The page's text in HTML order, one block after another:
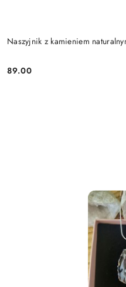
Naszyjnik z kamieniem
Cena:
89.00